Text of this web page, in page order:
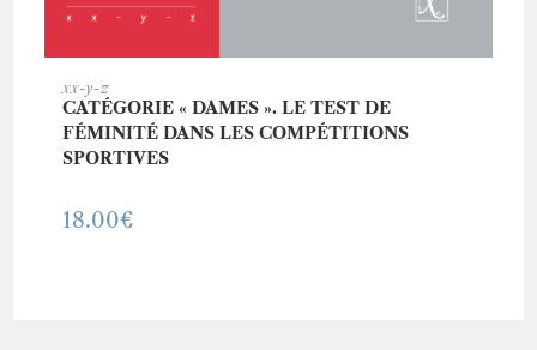
xx-y-z
CATÉGORIE « DAMES ». LE TEST DE
FÉMINITÉ DANS LES COMPÉTITIONS
SPORTIVES
18.00€